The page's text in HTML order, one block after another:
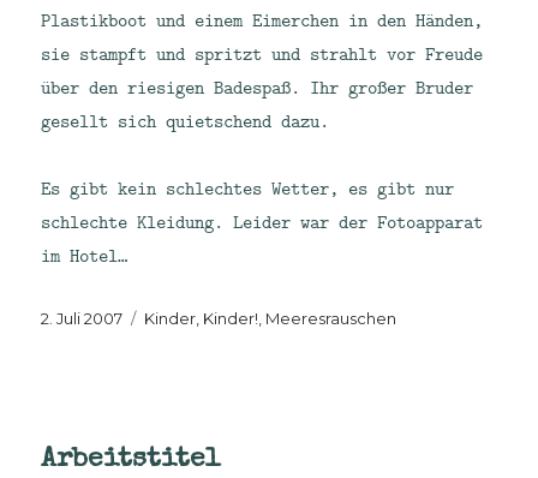
Plastikboot und einem Eimerchen in den Händen,
sie stampft und spritzt und strahlt vor Freude
über den riesigen Badespaß. Ihr großer Bruder
gesellt sich quietschend dazu.
Es gibt kein schlechtes Wetter, es gibt nur
schlechte Kleidung. Leider war der Fotoapparat
im Hotel…
Veröffentlicht
2. Juli 2007 Kategorien
Kinder, Kinder! Meeresrauschen
Arbeitstitel